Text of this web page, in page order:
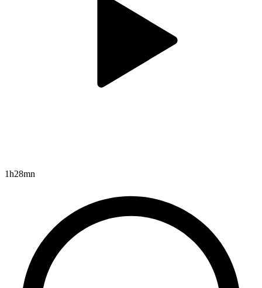
1h28mn